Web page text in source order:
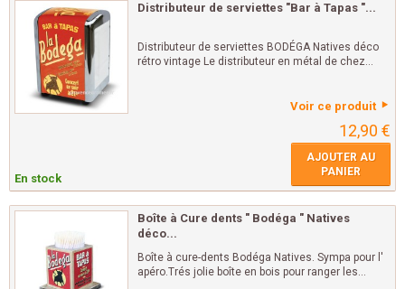
Distributeur de serviettes "Bar à Tapas "...
Distributeur de serviettes BODÉGA Natives déco
rétro vintage Le distributeur en métal de chez...
Voir ce produit
12,90 €
En stock
AJOUTER AU
PANIER
Boîte à Cure dents " Bodéga " Natives
déco...
Boîte à cure-dents Bodéga Natives. Sympa pour l'
apéro.Trés jolie boîte en bois pour ranger les...